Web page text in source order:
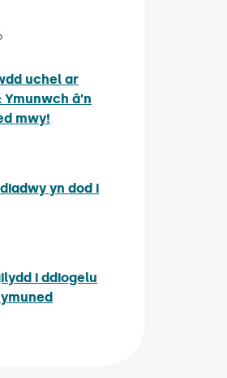
on:
uchel ar
â’n
mwy!
yn dod i
i ddiogelu
Published on: